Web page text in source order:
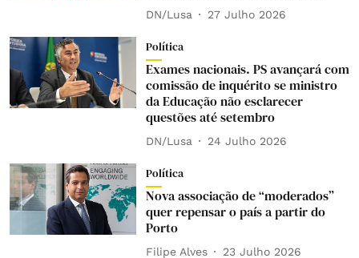
DN/Lusa 27 Julho 2026
Política
Exames nacionais. PS avançará com
comissão de inquérito se ministro
da Educação não esclarecer
questões até setembro
DN/Lusa 24 Julho 2026
Política
Nova associação de “moderados”
quer repensar o país a partir do
Porto
Filipe Alves 23 Julho 2026